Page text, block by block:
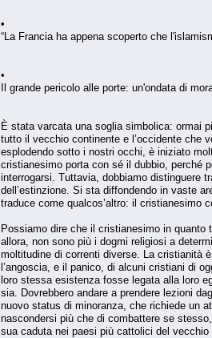
•
“La Francia ha appena scoperto che
•
Il grande pericolo alle porte: un'ondata di
È stata varcata una soglia simbolica: ormai
tutto il vecchio continente e l’occidente che
esplodendo sotto i nostri occhi, è iniziato
cristianesimo porta con sé il dubbio, perché
interrogarsi. Tuttavia, dobbiamo distinguere
dell’estinzione. Si sta diffondendo in vaste
traduce come qualcos’altro: il cristianesimo
Possiamo dire che il cristianesimo in quanto
allora, non sono più i dogmi religiosi a
moltitudine di correnti diverse. La cristianità
l’angoscia, e il panico, di alcuni cristiani di
loro stessa esistenza fosse legata alla loro
sia. Dovrebbero andare a prendere lezioni
nuovo status di minoranza, che richiede un
nascondersi più che di combattere se
sua caduta nei paesi più cattolici del